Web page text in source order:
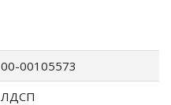
00-00105573
ЛДСП